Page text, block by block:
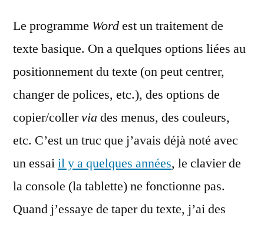
Le programme Wordest un traitement de
texte basique. On a quelques options liées au
positionnement du texte (on peut centrer,
changer de polices, etc.), des options de
copier/collervia des menus, des couleurs,
etc. C’est un truc que j’avais déjà noté avec
un essaiil y a quelques années, le clavier de
la console (la tablette) ne fonctionne pas.
Quand j’essaye de taper du texte, j’ai des